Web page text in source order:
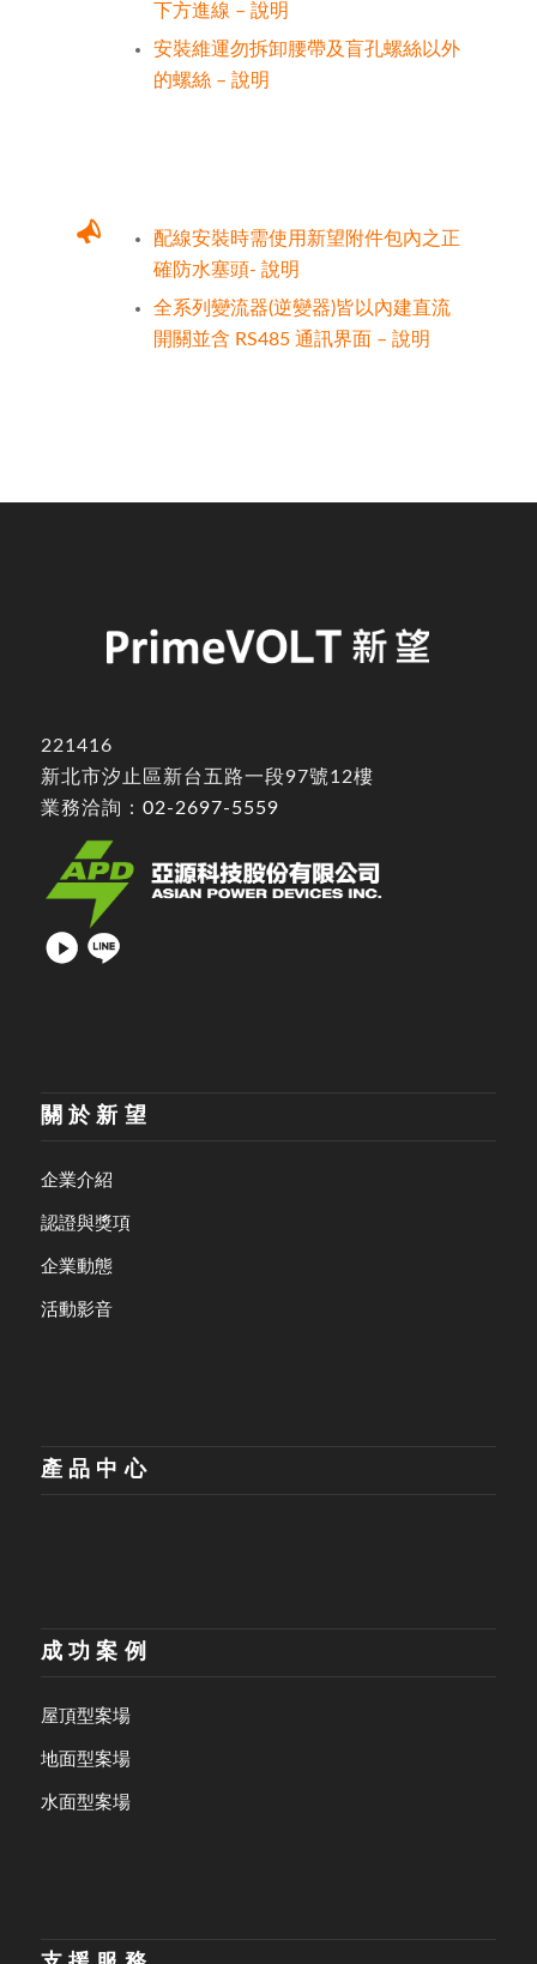
下方進線 – 說明
安裝維運勿拆卸腰帶及盲孔螺絲以外
的螺絲 – 說明
配線安裝時需使用新望附件包內之正
確防水塞頭- 說明
全系列變流器(逆變器)皆以內建直流
開關並含 RS485 通訊界面 – 說明
221416
新北市汐止區新台五路一段97號12樓
業務洽詢： 02-2697-5559
關於新望
企業介紹
認證與獎項
企業動態
活動影音
產品中心
成功案例
屋頂型案場
地面型案場
水面型案場